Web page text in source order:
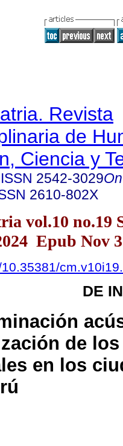
Revista
de
Ciencia y
ISSN 2542-3029
2610-802X
vol.10 no.19
Epub Nov
DE
de
en los